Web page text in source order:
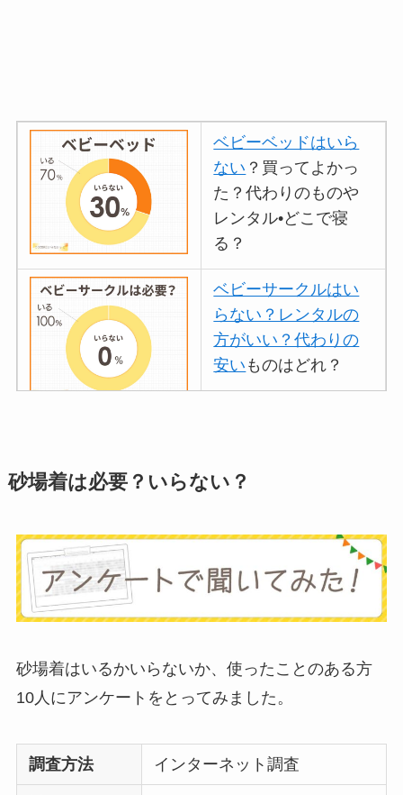
ベビーベッドはいら
ない ？買ってよかっ
た？代わりのものや
レンタル•どこで寝
る？
ベビーサークルはい
らない？レンタルの
方がいい？代わりの
安い ものはどれ？
代用
いい？
ストライダーはいら
に後悔 を聞いてみた
らない？買ってよか
った？代用は布団乾
砂場着は必要？いらない？
砂場着はいるかいらないか、使ったことのある方
10人にアンケートをとってみました。
調査方法 インターネット調査